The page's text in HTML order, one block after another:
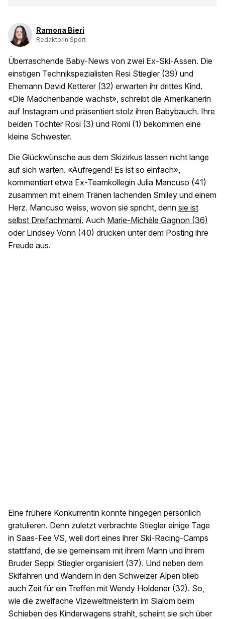
Ramona Bieri
Redaktorin Sport
Überraschende Baby-News von zwei Ex-Ski-Assen. Die
einstigen Technikspezialisten Resi Stiegler (39) und
Ehemann David Ketterer (32) erwarten ihr drittes Kind.
«Die Mädchenbande wächst», schreibt die Amerikanerin
auf Instagram und präsentiert stolz ihren Babybauch. Ihre
beiden Töchter Rosi (3) und Romi (1) bekommen eine
kleine Schwester.
Die Glückwünsche aus dem Skizirkus lassen nicht lange
auf sich warten. «Aufregend! Es ist so einfach»,
kommentiert etwa Ex-Teamkollegin Julia Mancuso (41)
zusammen mit einem Tränen lachenden Smiley und einem
Herz. Mancuso weiss, wovon sie spricht, denn sie ist
selbst Dreifachmami. Auch Marie-Michèle Gagnon (36)
oder Lindsey Vonn (40) drücken unter dem Posting ihre
Freude aus.
Eine frühere Konkurrentin konnte hingegen persönlich
gratulieren. Denn zuletzt verbrachte Stiegler einige Tage
in Saas-Fee VS, weil dort eines ihrer Ski-Racing-Camps
stattfand, die sie gemeinsam mit ihrem Mann und ihrem
Bruder Seppi Stiegler organisiert (37). Und neben dem
Skifahren und Wandern in den Schweizer Alpen blieb
auch Zeit für ein Treffen mit Wendy Holdener (32). So,
wie die zweifache Vizeweltmeisterin im Slalom beim
Schieben des Kinderwagens strahlt, scheint sie sich über